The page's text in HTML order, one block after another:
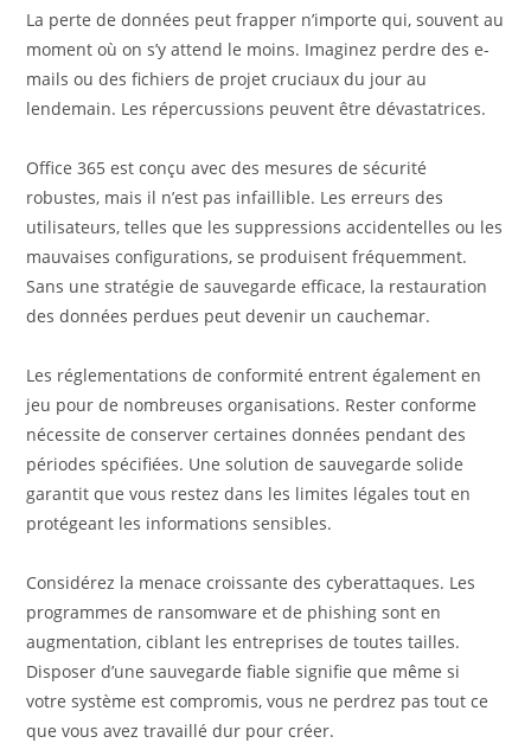
La perte de données peut frapper n’importe qui, souvent au
moment où on s’y attend le moins. Imaginez perdre des e-
mails ou des fichiers de projet cruciaux du jour au
lendemain. Les répercussions peuvent être dévastatrices.
Office 365 est conçu avec des mesures de sécurité
robustes, mais il n’est pas infaillible. Les erreurs des
utilisateurs, telles que les suppressions accidentelles ou les
mauvaises configurations, se produisent fréquemment.
Sans une stratégie de sauvegarde efficace, la restauration
des données perdues peut devenir un cauchemar.
Les réglementations de conformité entrent également en
jeu pour de nombreuses organisations. Rester conforme
nécessite de conserver certaines données pendant des
périodes spécifiées. Une solution de sauvegarde solide
garantit que vous restez dans les limites légales tout en
protégeant les informations sensibles.
Considérez la menace croissante des cyberattaques. Les
programmes de ransomware et de phishing sont en
augmentation, ciblant les entreprises de toutes tailles.
Disposer d’une sauvegarde fiable signifie que même si
votre système est compromis, vous ne perdrez pas tout ce
que vous avez travaillé dur pour créer.